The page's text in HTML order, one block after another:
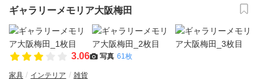
ギャラリーメモリア大阪梅田
3.06 写真 61枚
家具 インテリア 雑貨